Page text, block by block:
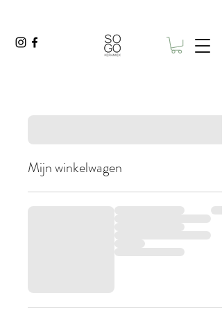
Mijn winkelwagen